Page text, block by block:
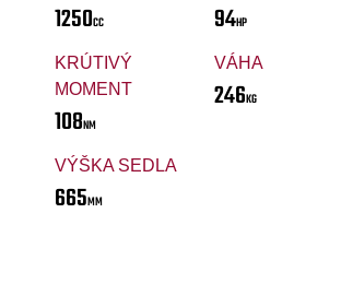
1250CC 94HP
KRÚTIVÝ
MOMENT
108NM
VÁHA
246KG
VÝŠKA SEDLA
665MM